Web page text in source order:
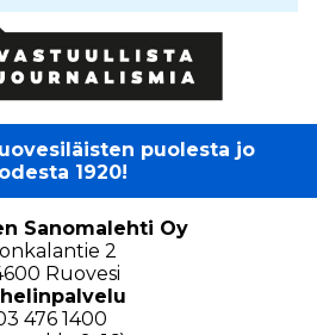
puolesta jo
1920!
Sanomalehti Oy
2
Ruovesi
476 1400